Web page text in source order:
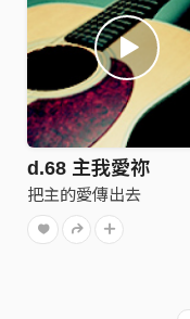
d.68 主我愛祢
把主的愛傳出去